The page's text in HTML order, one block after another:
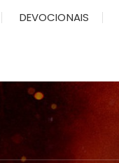
DEVOCIONAIS